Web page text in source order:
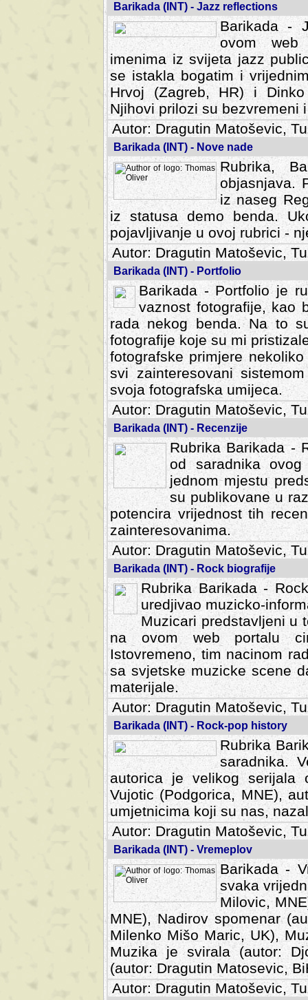
Barikada (INT) - Jazz reflections
Barikada -
ovom web
imenima iz svijeta jazz
se istakla bogatim i
Hrvoj (Zagreb, HR) i
Njihovi prilozi su bezvremeni
Autor: Dragutin Matoševic,
Barikada (INT) - Nove nade
Rubrika,
objasnjava.
iz naseg
iz statusa demo benda.
pojavljivanje u ovoj rubrici -
Autor: Dragutin Matoševic,
Barikada (INT) - Portfolio
Barikada - Portfolio je
vaznost fotografije, kao
rada nekog benda. Na to
fotografije koje su mi
fotografske primjere
svi zainteresovani
svoja fotografska umijeca.
Autor: Dragutin Matoševic,
Barikada (INT) - Recenzije
Rubrika Barikada -
od saradnika
jednom mjestu
su publikovane u
potencira vrijednost tih
zainteresovanima.
Autor: Dragutin Matoševic,
Barikada (INT) - Rock biografije
Rubrika Barikada -
uredjivao muzicko-
Muzicari predstavljeni u
na ovom web portalu
Istovremeno, tim nacinom
sa svjetske muzicke scene
materijale.
Autor: Dragutin Matoševic,
Barikada (INT) - Rock-pop history
Rubrika
saradnika.
autorica je velikog serijala
Vujotic (Podgorica, MNE),
umjetnicima koji su nas,
Autor: Dragutin Matoševic,
Barikada (INT) - Vremeplov
Barikada -
svaka
Milovic,
MNE), Nadirov spomenar
Milenko Mišo Maric, UK),
Muzika je svirala (autor:
(autor: Dragutin Matosevic,
Autor: Dragutin Matoševic,